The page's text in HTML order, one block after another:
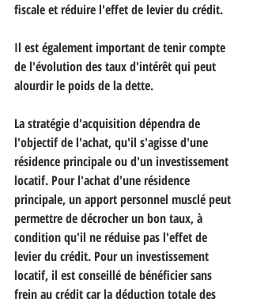
fiscale et réduire l'effet de levier du crédit.
Il est également important de tenir compte
de l'évolution des taux d'intérêt qui peut
alourdir le poids de la dette.
La stratégie d'acquisition dépendra de
l'objectif de l'achat, qu'il s'agisse d'une
résidence principale ou d'un investissement
locatif. Pour l'achat d'une résidence
principale, un apport personnel musclé peut
permettre de décrocher un bon taux, à
condition qu'il ne réduise pas l'effet de
levier du crédit. Pour un investissement
locatif, il est conseillé de bénéficier sans
frein au crédit car la déduction totale des